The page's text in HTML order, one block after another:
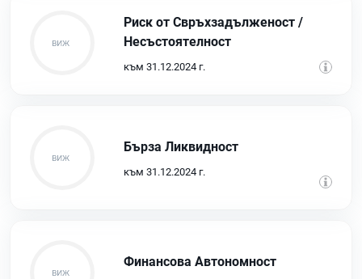
Риск от Свръхзадълженост /
Несъстоятелност
към 31.12.2024 г.
Бърза Ликвидност
към 31.12.2024 г.
Финансова Автономност